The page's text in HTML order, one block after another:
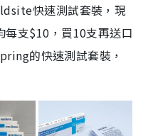
快速測試套裝，現
支$10，買10支再送口
的快速測試套裝，